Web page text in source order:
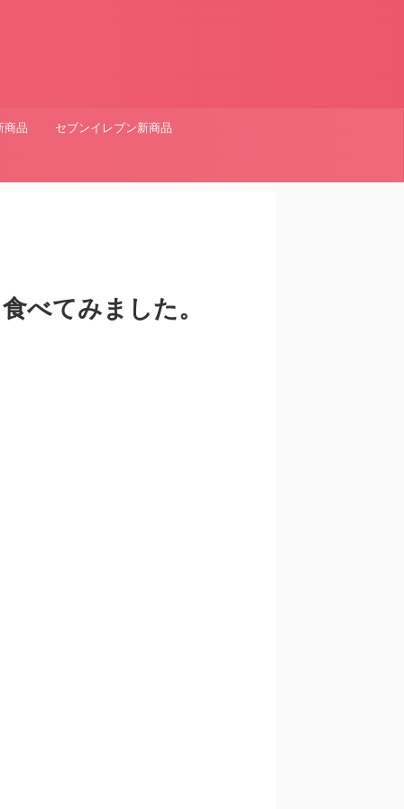
商品 セブンイレブン新商品
てみました。